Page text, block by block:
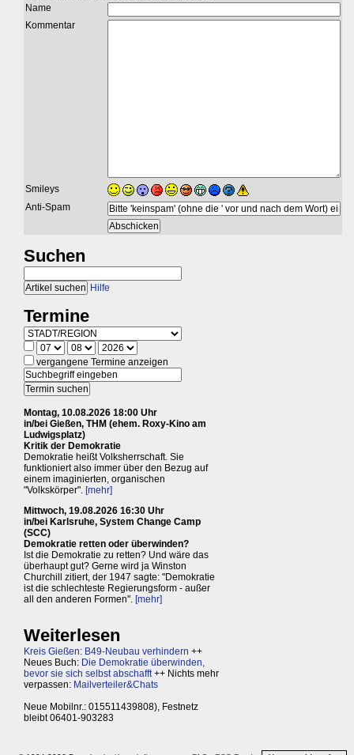
Name
Kommentar
Smileys
Anti-Spam
Suchen
Hilfe
Termine
vergangene Termine anzeigen
Montag, 10.08.2026 18:00 Uhr
in/bei Gießen, THM (ehem. Roxy-Kino am
Ludwigsplatz)
Kritik der Demokratie
Demokratie heißt Volksherrschaft. Sie
funktioniert also immer über den Bezug auf
einem imaginierten, organischen
"Volkskörper". [mehr]
Mittwoch, 19.08.2026 16:30 Uhr
in/bei Karlsruhe, System Change Camp
(SCC)
Demokratie retten oder überwinden?
Ist die Demokratie zu retten? Und wäre das
überhaupt gut? Gerne wird ja Winston
Churchill zitiert, der 1947 sagte: "Demokratie
ist die schlechteste Regierungsform - außer
all den anderen Formen". [mehr]
Weiterlesen
Kreis Gießen: B49-Neubau verhindern ++
Neues Buch: Die Demokratie überwinden,
bevor sie sich selbst abschafft++ Nichts mehr
verpassen: Mailverteiler&Chats
Neue Mobilnr.: 015511439808), Festnetz
bleibt 06401-903283